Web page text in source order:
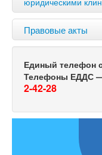
Правовые акты
Единый телефон
Телефоны ЕДДС
2-42-28